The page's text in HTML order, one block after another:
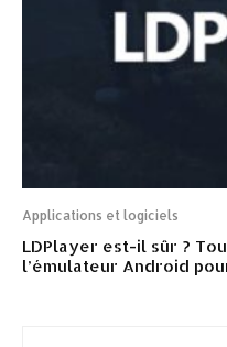
Applications et logiciels
LDPlayer est-il sûr ?
l’émulateur Android